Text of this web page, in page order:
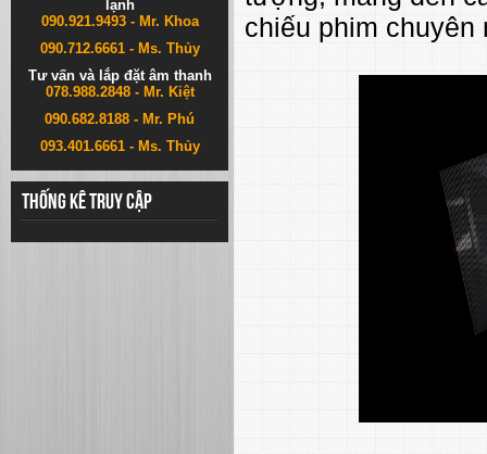
lạnh
090.921.9493 - Mr. Khoa
090.712.6661 - Ms. Thủy
Tư vấn và lắp đặt âm thanh
078.988.2848 - Mr. Kiệt
090.682.8188 - Mr. Phú
093.401.6661 - Ms. Thủy
Thống kê truy cập
chiếu phim chuyên